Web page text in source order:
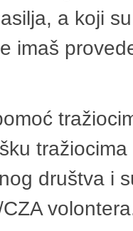
a koji
imaš
društva i